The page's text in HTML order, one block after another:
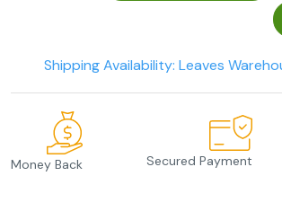
Shipping Availability: Leaves
Secured Payment
Money Back